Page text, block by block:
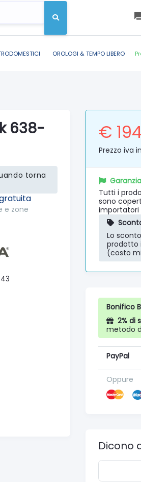
OROLOGI & TEMPO LIBERO
638-
torna
e zone
€
Prezzo iva
Tutti i
sono
importatori
Lo
prodotto
(costo
Bonifico
2% di
metodo
PayPal
Oppure
Dicono